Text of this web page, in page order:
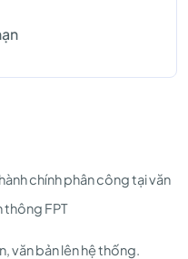
chính phân công tại văn
thông FPT
văn bản lên hệ thống.